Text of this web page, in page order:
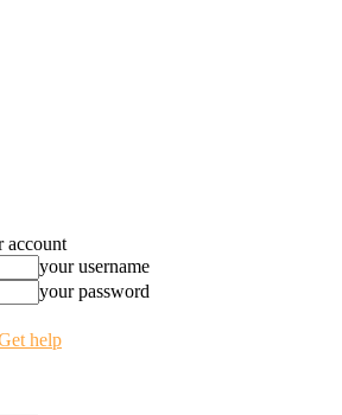
account
your username
your password
help